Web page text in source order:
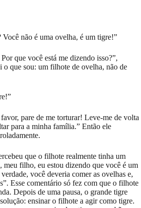
Você não é uma ovelha, é um tigre!”
que você está me dizendo isso?”,
o que sou: um filhote de ovelha, não de
pare de me torturar! Leve-me de volta
para a minha família.” Então ele
que o filhote realmente tinha um
meu filho, eu estou dizendo que você é um
você deveria comer as ovelhas e,
Esse comentário só fez com que o filhote
Depois de uma pausa, o grande tigre
ensinar o filhote a agir como tigre.